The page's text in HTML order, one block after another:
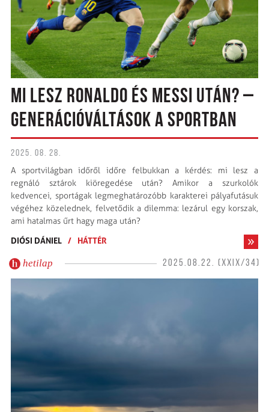
MI LESZ RONALDO ÉS MESSI UTÁN? –
GENERÁCIÓVÁLTÁSOK A SPORTBAN
2025. 08. 28.
A sportvilágban időről időre felbukkan a kérdés: mi lesz a
regnáló sztárok kiöregedése után? Amikor a szurkolók
kedvencei, sportágak legmeghatározóbb karakterei pályafutásuk
végéhez közelednek, felvetődik a dilemma: lezárul egy korszak,
ami hatalmas űrt hagy maga után?
DIÓSI DÁNIEL / HÁTTÉR
hetilap 2025.08.22. (XXIX/34)